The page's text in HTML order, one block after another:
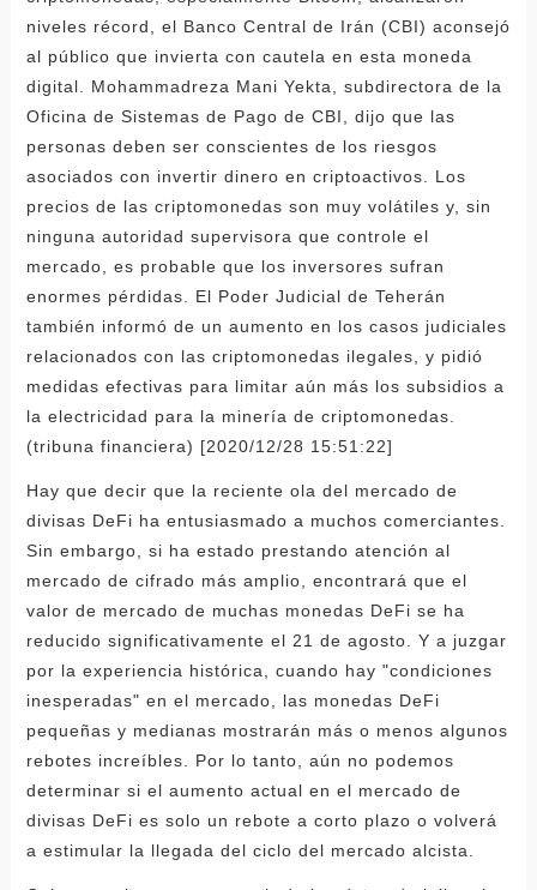
niveles récord, el Banco Central de Irán (CBI) aconsejó
al público que invierta con cautela en esta moneda
digital. Mohammadreza Mani Yekta, subdirectora de la
Oficina de Sistemas de Pago de CBI, dijo que las
personas deben ser conscientes de los riesgos
asociados con invertir dinero en criptoactivos. Los
precios de las criptomonedas son muy volátiles y, sin
ninguna autoridad supervisora ​​que controle el
mercado, es probable que los inversores sufran
enormes pérdidas. El Poder Judicial de Teherán
también informó de un aumento en los casos judiciales
relacionados con las criptomonedas ilegales, y pidió
medidas efectivas para limitar aún más los subsidios a
la electricidad para la minería de criptomonedas.
(tribuna financiera) [2020/12/28 15:51:22]
Hay que decir que la reciente ola del mercado de
divisas DeFi ha entusiasmado a muchos comerciantes.
Sin embargo, si ha estado prestando atención al
mercado de cifrado más amplio, encontrará que el
valor de mercado de muchas monedas DeFi se ha
reducido significativamente el 21 de agosto. Y a juzgar
por la experiencia histórica, cuando hay "condiciones
inesperadas" en el mercado, las monedas DeFi
pequeñas y medianas mostrarán más o menos algunos
rebotes increíbles. Por lo tanto, aún no podemos
determinar si el aumento actual en el mercado de
divisas DeFi es solo un rebote a corto plazo o volverá
a estimular la llegada del ciclo del mercado alcista.